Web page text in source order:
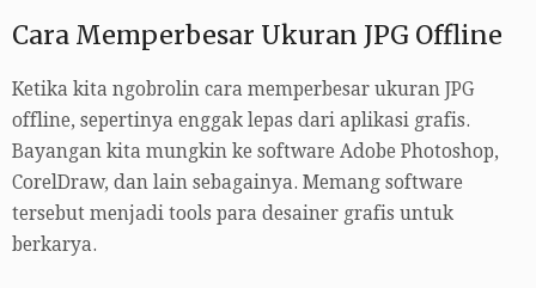
Cara Memperbesar Ukuran JPG Offline
Ketika kita ngobrolin cara memperbesar ukuran JPG
offline, sepertinya enggak lepas dari aplikasi grafis.
Bayangan kita mungkin ke software Adobe Photoshop,
CorelDraw, dan lain sebagainya. Memang software
tersebut menjadi tools para desainer grafis untuk
berkarya.